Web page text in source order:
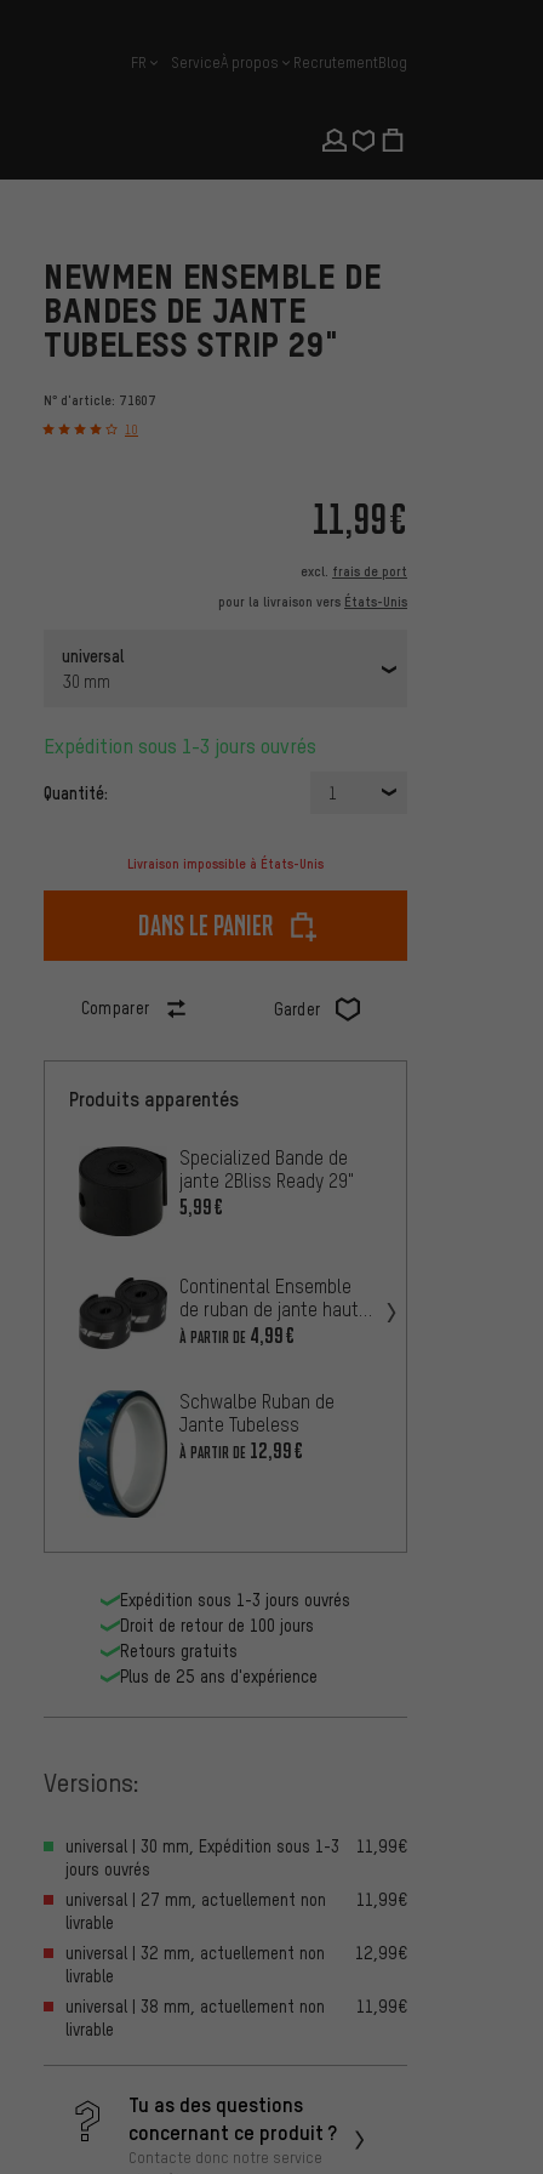
français
FR ServiceÀ propos RecrutementBlog
NEWMEN ENSEMBLE DE
BANDES DE JANTE
TUBELESS STRIP 29"
N° d'article: 71607
10
11,99€
excl. frais de port
pour la livraison vers États-Unis
universal
30 mm
Expédition sous 1-3 jours ouvrés
Quantité: 1
Livraison impossible à États-Unis
dans le panier
Comparer Garder
Produits apparentés
Specialized Bande de
jante 2Bliss Ready 29"
5,99€
Continental Ensemble
de ruban de jante haute
pression EasyTape 8 bar
À PARTIR DE 4,99€
Schwalbe Ruban de
Jante Tubeless
À PARTIR DE 12,99€
Expédition sous 1-3 jours ouvrés
Droit de retour de 100 jours
Retours gratuits
Plus de 25 ans d'expérience
Versions:
universal | 30 mm, Expédition sous 1-3
jours ouvrés
11,99€
universal | 27 mm, actuellement non
livrable
11,99€
universal | 32 mm, actuellement non
livrable
12,99€
universal | 38 mm, actuellement non
livrable
11,99€
Tu as des questions
concernant ce produit ?
Contacte donc notre service